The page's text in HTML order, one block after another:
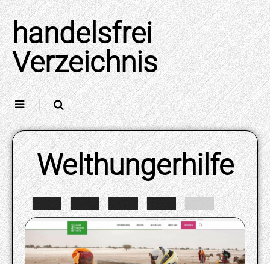
Skip
to
content
handelsfrei
Verzeichnis
Welthungerhilfe